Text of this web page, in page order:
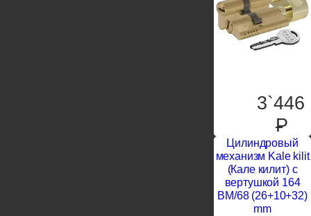
3`446
P
Цилиндровый
механизм Kale kilit
(Кале килит) с
вертушкой 164
BM/68 (26+10+32)
mm